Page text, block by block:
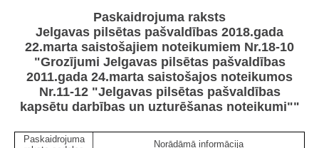
Paskaidrojuma raksts
Jelgavas pilsētas pašvaldības 2018.gada
22.marta saistošajiem noteikumiem Nr.18-10
"Grozījumi Jelgavas pilsētas pašvaldības
2011.gada 24.marta saistošajos noteikumos
Nr.11-12 "Jelgavas pilsētas pašvaldības
kapsētu darbības un uzturēšanas noteikumi""
Paskaidrojuma
Norādāmā informācija